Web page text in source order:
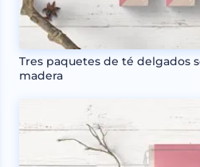
Tres paquetes de té delgados
madera